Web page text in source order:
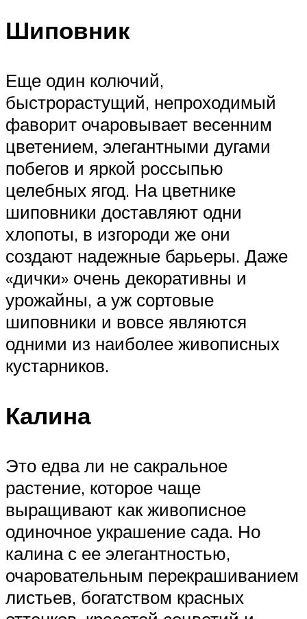
Шиповник
Еще один колючий,
быстрорастущий, непроходимый
фаворит очаровывает весенним
цветением, элегантными дугами
побегов и яркой россыпью
целебных ягод. На цветнике
шиповники доставляют одни
хлопоты, в изгороди же они
создают надежные барьеры. Даже
«дички» очень декоративны и
урожайны, а уж сортовые
шиповники и вовсе являются
одними из наиболее живописных
кустарников.
Калина
Это едва ли не сакральное
растение, которое чаще
выращивают как живописное
одиночное украшение сада. Но
калина с ее элегантностью,
очаровательным перекрашиванием
листьев, богатством красных